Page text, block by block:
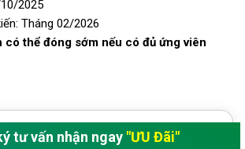
2025
Tháng 02/2026
thể đóng sớm nếu có đủ ứng viên
tư vấn nhận ngay "ƯU Đãi"